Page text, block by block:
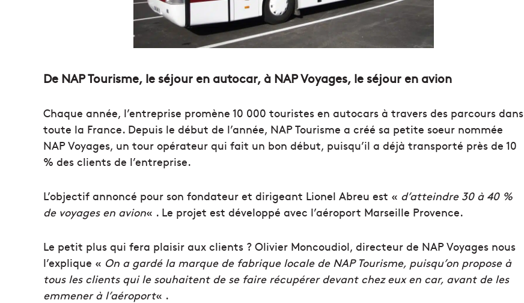
De NAP Tourisme, le séjour en autocar, à NAP Voyages, le séjour en avion
Chaque année, l’entreprise promène 10 000 touristes en autocars à travers des parcours dans
toute la France. Depuis le début de l’année, NAP Tourisme a créé sa petite soeur nommée
NAP Voyages, un tour opérateur qui fait un bon début, puisqu’il a déjà transporté près de 10
% des clients de l’entreprise.
L’objectif annoncé pour son fondateur et dirigeant Lionel Abreu est « d’atteindre 30 à 40 %
de voyages en avion« . Le projet est développé avec l’aéroport Marseille Provence.
Le petit plus qui fera plaisir aux clients ? Olivier Moncoudiol, directeur de NAP Voyages nous
l’explique « On a gardé la marque de fabrique locale de NAP Tourisme, puisqu’on propose à
tous les clients qui le souhaitent de se faire récupérer devant chez eux en car, avant de les
emmener à l’aéroport« .